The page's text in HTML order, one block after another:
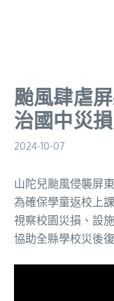
颱風肆虐
治國中災損
2024-10-07
山陀兒颱風侵襲屏
為確保學童返校上
視察校園災損、設
協助全縣學校災後